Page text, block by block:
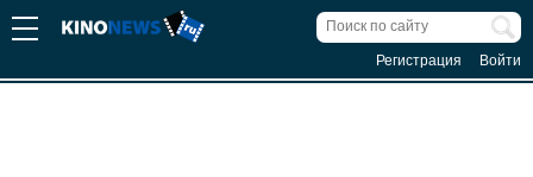
Регистрация Войти